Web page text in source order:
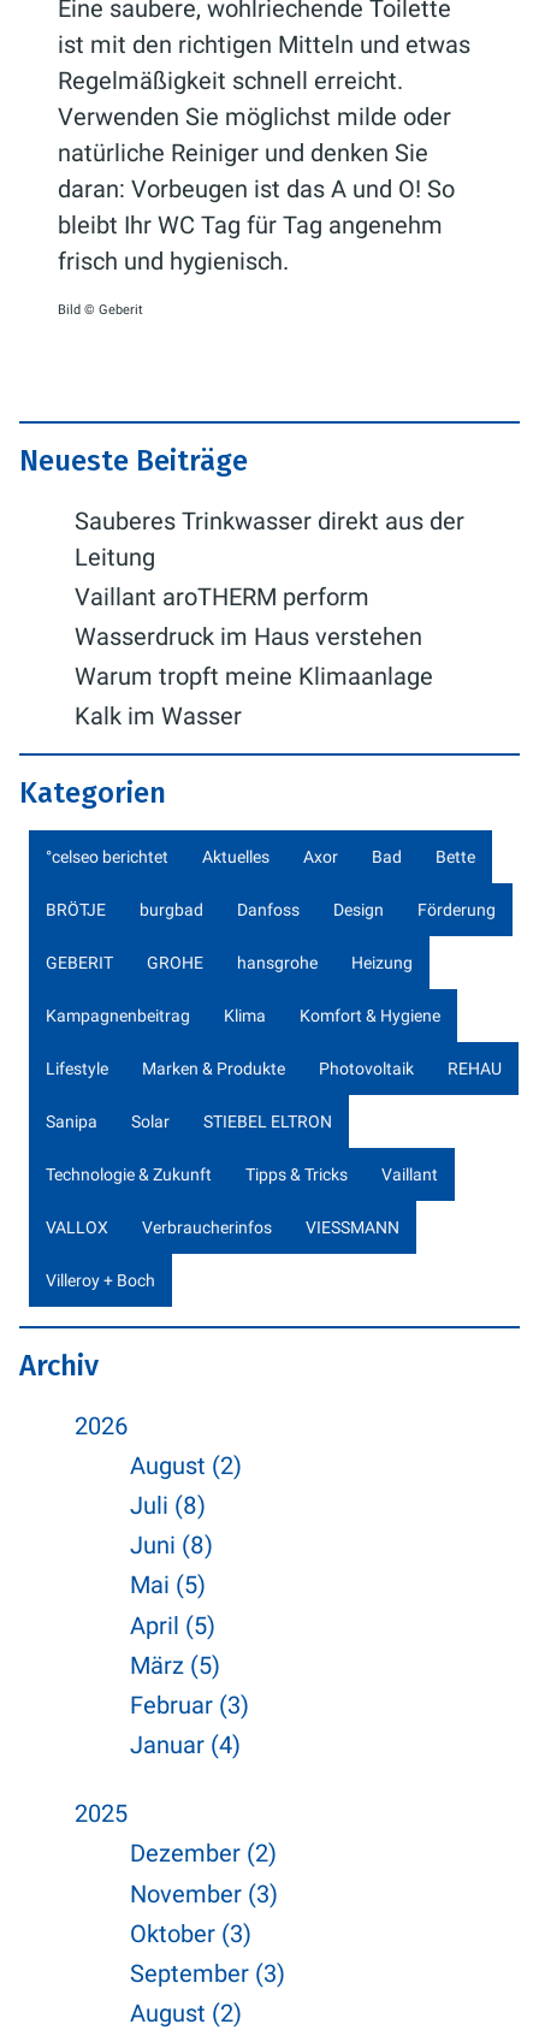
Eine saubere, wohlriechende Toilette
ist mit den richtigen Mitteln und etwas
Regelmäßigkeit schnell erreicht.
Verwenden Sie möglichst milde oder
natürliche Reiniger und denken Sie
daran: Vorbeugen ist das A und O! So
bleibt Ihr WC Tag für Tag angenehm
frisch und hygienisch.
Bild © Geberit
Neueste Beiträge
Sauberes Trinkwasser direkt aus der
Leitung
Vaillant aroTHERM perform
Wasserdruck im Haus verstehen
Warum tropft meine Klimaanlage
Kalk im Wasser
Kategorien
°celseo berichtet Aktuelles Axor Bad Bette
BRÖTJE burgbad Danfoss Design Förderung
GEBERIT GROHE hansgrohe Heizung
Kampagnenbeitrag Klima Komfort & Hygiene
Lifestyle Marken & Produkte Photovoltaik REHAU
Sanipa Solar STIEBEL ELTRON
Technologie & Zukunft Tipps & Tricks Vaillant
VALLOX Verbraucherinfos VIESSMANN
Villeroy + Boch
Archiv
2026
August (2)
Juli (8)
Juni (8)
Mai (5)
April (5)
März (5)
Februar (3)
Januar (4)
2025
Dezember (2)
November (3)
Oktober (3)
September (3)
August (2)